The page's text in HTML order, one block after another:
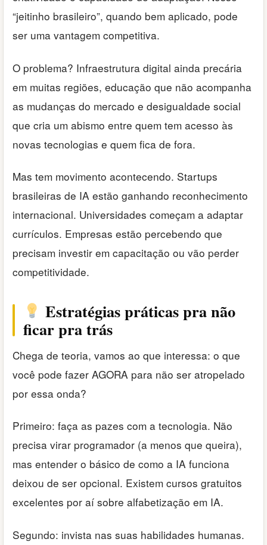
“jeitinho brasileiro”, quando bem aplicado, pode
ser uma vantagem competitiva.
O problema? Infraestrutura digital ainda precária
em muitas regiões, educação que não acompanha
as mudanças do mercado e desigualdade social
que cria um abismo entre quem tem acesso às
novas tecnologias e quem fica de fora.
Mas tem movimento acontecendo. Startups
brasileiras de IA estão ganhando reconhecimento
internacional. Universidades começam a adaptar
currículos. Empresas estão percebendo que
precisam investir em capacitação ou vão perder
competitividade.
Estratégias práticas pra não
ficar pra trás
Chega de teoria, vamos ao que interessa: o que
você pode fazer AGORA para não ser atropelado
por essa onda?
Primeiro: faça as pazes com a tecnologia. Não
precisa virar programador (a menos que queira),
mas entender o básico de como a IA funciona
deixou de ser opcional. Existem cursos gratuitos
excelentes por aí sobre alfabetização em IA.
Segundo: invista nas suas habilidades humanas.